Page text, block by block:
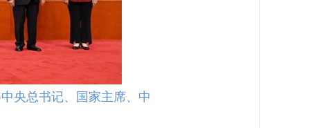
央总书记、国家主席、中